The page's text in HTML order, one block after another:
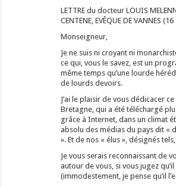
LETTRE du docteur LOUIS
CENTENE, EVÊQUE DE VANNES
Monseigneur,
Je ne suis ni croyant ni
ce qui, vous le savez, est un
même temps qu’une lourde
de lourds devoirs.
J’ai le plaisir de vous dédicacer
Bretagne, qui a été téléchargé
grâce à Internet, dans un climat
absolu des médias du pays dit «
». Et de nos « élus », désignés
Je vous serais reconnaissant de
autour de vous, si vous jugez
(immodestement, je pense qu’il